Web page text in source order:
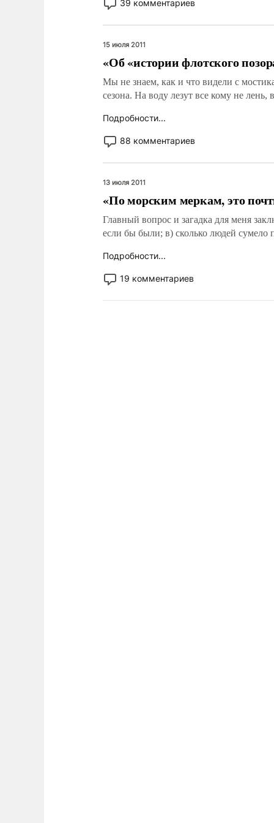
39 комментариев
15 июля 2011
«Об «истории флотского
Мы не знаем, как и что видели с
сезона. На воду лезут все кому не
Подробности...
88 комментариев
13 июля 2011
«По морским меркам, это
Главный вопрос и загадка для меня
если бы были; в) сколько людей сумело
Подробности...
19 комментариев